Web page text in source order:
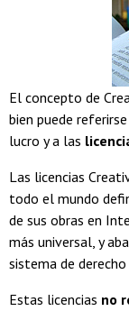
El concepto de
bien puede
lucro y a las
Las licencias
todo el mundo
de sus obras en
más universal, y
sistema de
Estas licencias no